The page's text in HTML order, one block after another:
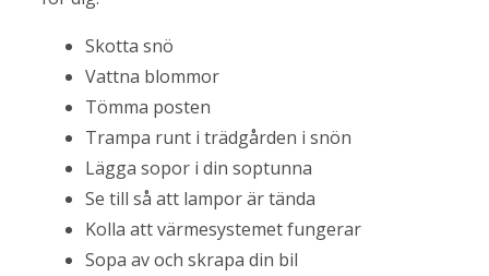
Skotta snö
Vattna blommor
Tömma posten
Trampa runt i trädgården i snön
Lägga sopor i din soptunna
Se till så att lampor är tända
Kolla att värmesystemet fungerar
Sopa av och skrapa din bil